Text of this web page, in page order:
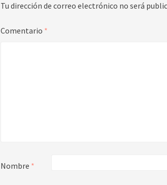
Tu dirección de correo electrónico no será
Comentario *
Nombre *